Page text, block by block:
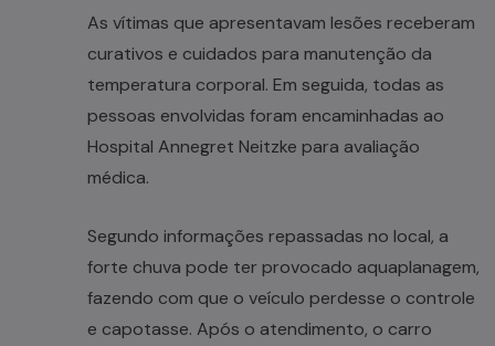
As vítimas que apresentavam lesões receberam
curativos e cuidados para manutenção da
temperatura corporal. Em seguida, todas as
pessoas envolvidas foram encaminhadas ao
Hospital Annegret Neitzke para avaliação
médica.
Segundo informações repassadas no local, a
forte chuva pode ter provocado aquaplanagem,
fazendo com que o veículo perdesse o controle
e capotasse. Após o atendimento, o carro